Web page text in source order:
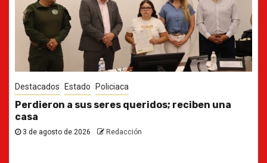
Destacados Estado
Ya casi, el quinto informe del Gobernador
30 de julio de 2026